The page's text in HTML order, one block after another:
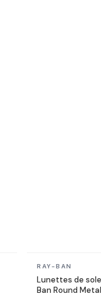
En stock
RAY-BAN
Lunettes de
Ban Round